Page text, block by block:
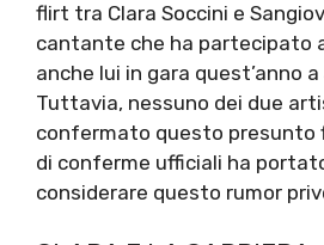
flirt tra Clara Soccini e
cantante che ha partecipato
anche lui in gara quest’anno a
Tuttavia, nessuno dei due
confermato questo presunto
di conferme ufficiali ha
considerare questo rumor